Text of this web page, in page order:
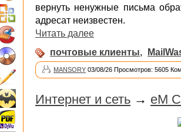
вернуть ненужные письма
адресат неизвестен.
Читать далее
почтовые клиенты,
MANSORY 03/08/26 Просмотров: 5605
Интернет и сеть → eM